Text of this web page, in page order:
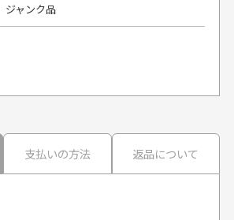
ジャンク品
30代男性
支払いの方法 返品について